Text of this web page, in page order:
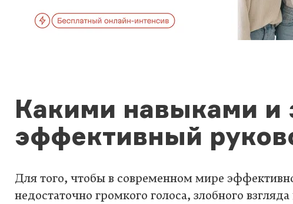
Какими навыками и
эффективный
Для того, чтобы в современном мире
недостаточно громкого голоса, злобного